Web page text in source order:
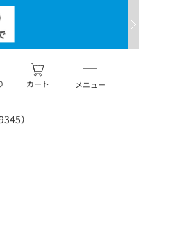
メニュー
カート
）